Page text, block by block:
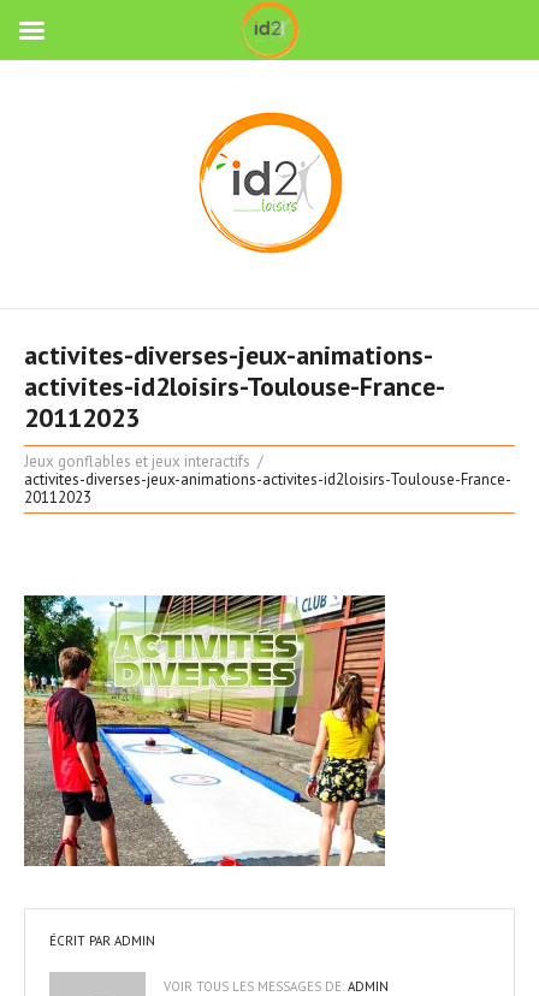
activites-diverses-jeux-animations-
activites-id2loisirs-Toulouse-France-
20112023
Jeux gonflables et jeux interactifs
activites-diverses-jeux-animations-activites-id2loisirs-Toulouse-France-
20112023
ÉCRIT PAR ADMIN
VOIR TOUS LES MESSAGES DE: ADMIN